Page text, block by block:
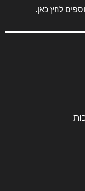
לחץ כאן.